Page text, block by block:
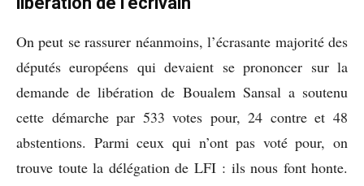
On peut se rassurer néanmoins, l’écrasante majorité des
députés européens qui devaient se prononcer sur la
demande de libération de Boualem Sansal a soutenu
cette démarche par 533 votes pour, 24 contre et 48
abstentions. Parmi ceux qui n’ont pas voté pour, on
trouve toute la délégation de LFI : ils nous font honte.